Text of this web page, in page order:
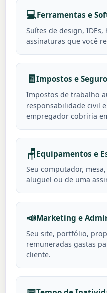
💻Ferramentas e
Suítes de design,
assinaturas que você
🧾Impostos e
Impostos de trabalho
responsabilidade civil
empregador cobriria
🪑Equipamentos e
Seu computador,
aluguel ou de uma
📣Marketing e
Seu site, portfólio,
remuneradas gastas
cliente.